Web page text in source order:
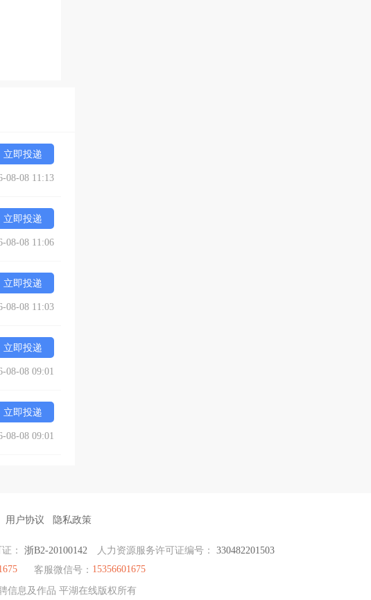
式营运，
立即投递
08-08 11:13
立即投递
08-08 11:06
立即投递
08-08 11:03
立即投递
08-08 09:01
立即投递
08-08 09:01
用户协议 隐私政策
： 浙B2-20100142 人力资源服务许可证编号： 330482201503
客服微信号： 15356601675
信息及作品 平湖在线版权所有